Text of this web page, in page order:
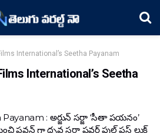
International’s Seetha Payanam
International’s Seetha
: అర్జున్ సర్జా ‘సీతా పయనం’
పవన్ గా ధృవ సర్జా పవర్ ఫుల్ ఫస్ట్ లుక్